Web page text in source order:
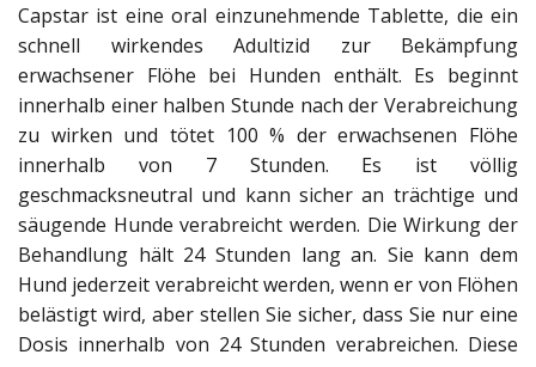
Capstar ist eine oral einzunehmende Tablette, die ein
schnell wirkendes Adultizid zur Bekämpfung
erwachsener Flöhe bei Hunden enthält. Es beginnt
innerhalb einer halben Stunde nach der Verabreichung
zu wirken und tötet 100 % der erwachsenen Flöhe
innerhalb von 7 Stunden. Es ist völlig
geschmacksneutral und kann sicher an trächtige und
säugende Hunde verabreicht werden. Die Wirkung der
Behandlung hält 24 Stunden lang an. Sie kann dem
Hund jederzeit verabreicht werden, wenn er von Flöhen
belästigt wird, aber stellen Sie sicher, dass Sie nur eine
Dosis innerhalb von 24 Stunden verabreichen. Diese